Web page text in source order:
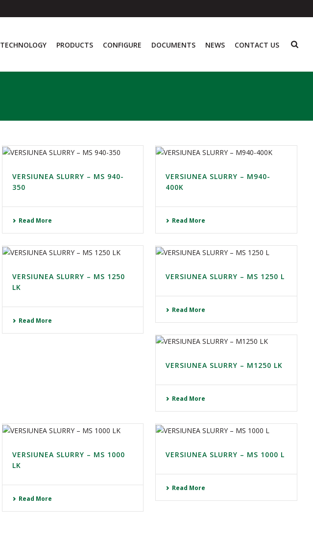
TECHNOLOGY PRODUCTS CONFIGURE DOCUMENTS NEWS CONTACT US
VERSIUNEA SLURRY – MS 940-
350
Read More
VERSIUNEA SLURRY – M940-
400K
Read More
VERSIUNEA SLURRY – MS 1250
LK
Read More
VERSIUNEA SLURRY – MS 1250 L
Read More
VERSIUNEA SLURRY – M1250 LK
Read More
VERSIUNEA SLURRY – MS 1000
LK
Read More
VERSIUNEA SLURRY – MS 1000 L
Read More